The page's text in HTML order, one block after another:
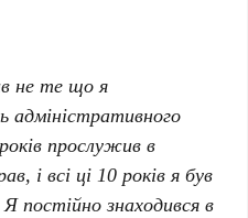
не те що я
адміністративного
прослужив в
і всі ці 10 років я був
постійно знаходився в